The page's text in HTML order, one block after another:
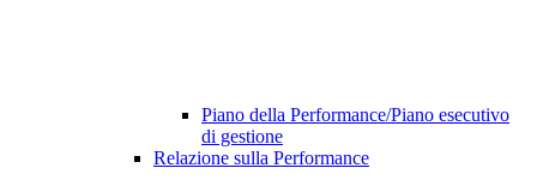
Piano della Performance/Piano esecutivo
di gestione
Relazione sulla Performance